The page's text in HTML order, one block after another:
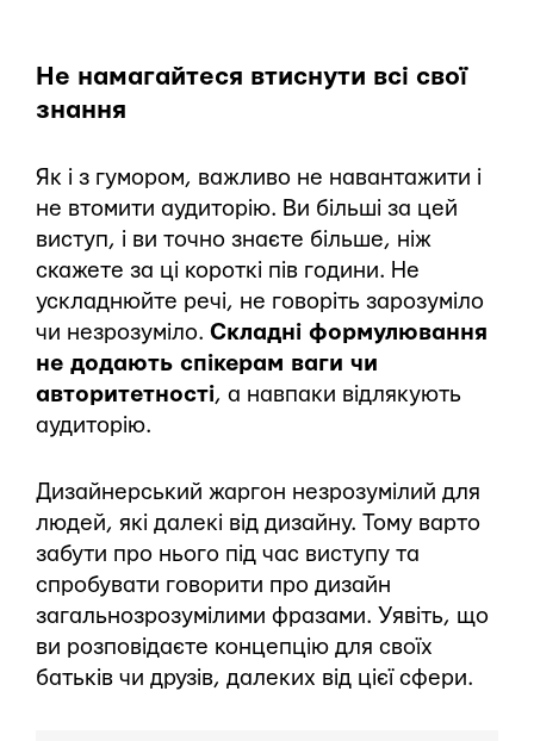
Hе намагайтеся втиснути всі свої
знання
Як і з гумором, важливо не навантажити і
не втомити аудиторію. Ви більші за цей
виступ, і ви точно знаєте більше, ніж
скажете за ці короткі пів години. Не
ускладнюйте речі, не говоріть зарозуміло
чи незрозуміло. Складні формулювання
не додають спікерам ваги чи
авторитетності, а навпаки відлякують
аудиторію.
Дизайнерський жаргон незрозумілий для
людей, які далекі від дизайну. Тому варто
забути про нього під час виступу та
спробувати говорити про дизайн
загальнозрозумілими фразами. Уявіть, що
ви розповідаєте концепцію для своїх
батьків чи друзів, далеких від цієї сфери.